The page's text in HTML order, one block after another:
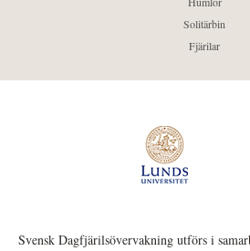
Solitärbin
Fjärilar
Svensk Dagfjärilsövervakning utförs i